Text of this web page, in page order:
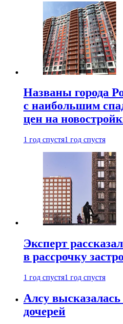
Названы города
с наибольшим
цен на
1 год спустя1 год спустя
Эксперт
в рассрочку
1 год спустя1 год спустя
Алсу
дочерей